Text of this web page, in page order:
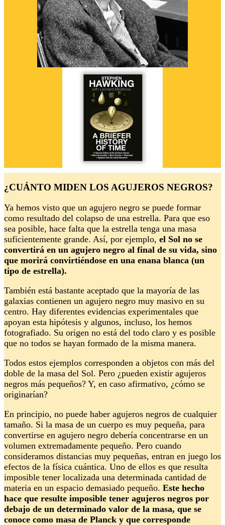
¿CUÁNTO MIDEN LOS AGUJEROS NEGROS?
Ya hemos visto que un agujero negro se puede formar
como resultado del colapso de una estrella. Para que eso
sea posible, hace falta que la estrella tenga una masa
suficientemente grande. Así, por ejemplo, el Sol no se
convertirá en un agujero negro al final de su vida, sino
que morirá convirtiéndose en una enana blanca (un
tipo de estrella).
También está bastante aceptado que la mayoría de las
galaxias contienen un agujero negro muy masivo en su
centro. Hay diferentes evidencias experimentales que
apoyan esta hipótesis y algunos, incluso, los hemos
fotografiado. Su origen no está del todo claro y es posible
que no todos se hayan formado de la misma manera.
Todos estos ejemplos corresponden a objetos con más del
doble de la masa del Sol. Pero ¿pueden existir agujeros
negros más pequeños? Y, en caso afirmativo, ¿cómo se
originarían?
En principio, no puede haber agujeros negros de cualquier
tamaño. Si la masa de un cuerpo es muy pequeña, para
convertirse en agujero negro debería concentrarse en un
volumen extremadamente pequeño. Pero cuando
consideramos distancias muy pequeñas, entran en juego los
efectos de la física cuántica. Uno de ellos es que resulta
imposible tener localizada una determinada cantidad de
materia en un espacio demasiado pequeño. Este hecho
hace que resulte imposible tener agujeros negros por
debajo de un determinado valor de la masa, que se
conoce como masa de Planck y que corresponde